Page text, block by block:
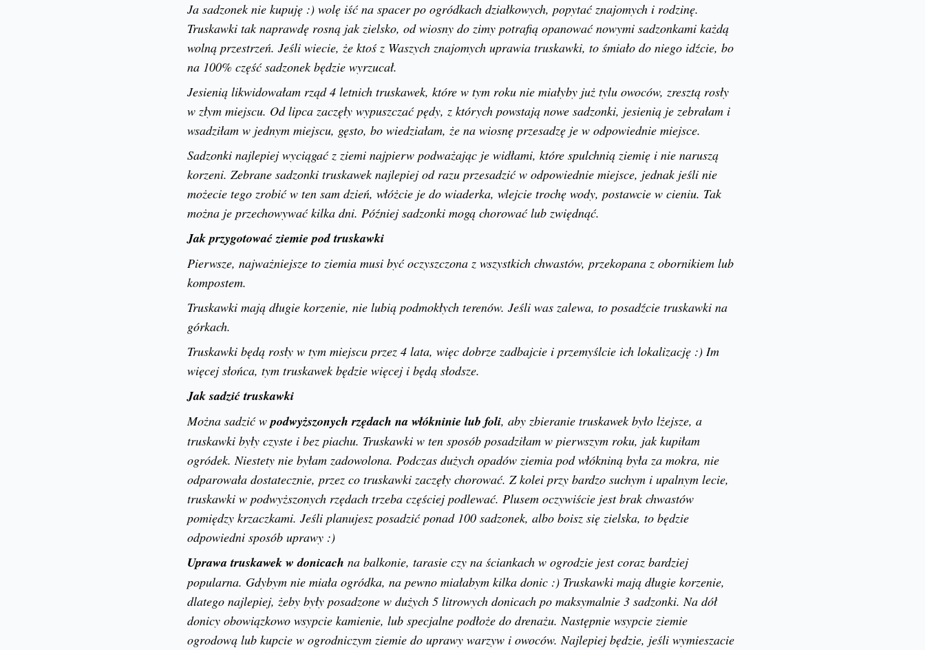
Ja sadzonek nie kupuję :) wolę iść na spacer po ogródkach działkowych, popytać znajomych i rodzinę.
Truskawki tak naprawdę rosną jak zielsko, od wiosny do zimy potrafią opanować nowymi sadzonkami każdą
wolną przestrzeń. Jeśli wiecie, że ktoś z Waszych znajomych uprawia truskawki, to śmiało do niego idźcie, bo
na 100% część sadzonek będzie wyrzucał.
Jesienią likwidowałam rząd 4 letnich truskawek, które w tym roku nie miałyby już tylu owoców, zresztą rosły
w złym miejscu. Od lipca zaczęły wypuszczać pędy, z których powstają nowe sadzonki, jesienią je zebrałam i
wsadziłam w jednym miejscu, gęsto, bo wiedziałam, że na wiosnę przesadzę je w odpowiednie miejsce.
Sadzonki najlepiej wyciągać z ziemi najpierw podważając je widłami, które spulchnią ziemię i nie naruszą
korzeni. Zebrane sadzonki truskawek najlepiej od razu przesadzić w odpowiednie miejsce, jednak jeśli nie
możecie tego zrobić w ten sam dzień, włóżcie je do wiaderka, wlejcie trochę wody, postawcie w cieniu. Tak
można je przechowywać kilka dni. Później sadzonki mogą chorować lub zwiędnąć.
Jak przygotować ziemie pod truskawki
Pierwsze, najważniejsze to ziemia musi być oczyszczona z wszystkich chwastów, przekopana z obornikiem lub
kompostem.
Truskawki mają długie korzenie, nie lubią podmokłych terenów. Jeśli was zalewa, to posadźcie truskawki na
górkach.
Truskawki będą rosły w tym miejscu przez 4 lata, więc dobrze zadbajcie i przemyślcie ich lokalizację :) Im
więcej słońca, tym truskawek będzie więcej i będą słodsze.
Jak sadzić truskawki
Można sadzić wpodwyższonych rzędach na włókninie lub foli, aby zbieranie truskawek było lżejsze, a
truskawki były czyste i bez piachu. Truskawki w ten sposób posadziłam w pierwszym roku, jak kupiłam
ogródek. Niestety nie byłam zadowolona. Podczas dużych opadów ziemia pod włókniną była za mokra, nie
odparowała dostatecznie, przez co truskawki zaczęły chorować. Z kolei przy bardzo suchym i upalnym lecie,
truskawki w podwyższonych rzędach trzeba częściej podlewać. Plusem oczywiście jest brak chwastów
pomiędzy krzaczkami. Jeśli planujesz posadzić ponad 100 sadzonek, albo boisz się zielska, to będzie
odpowiedni sposób uprawy :)
Uprawa truskawek w donicach na balkonie, tarasie czy na ściankach w ogrodzie jest coraz bardziej
popularna. Gdybym nie miała ogródka, na pewno miałabym kilka donic :) Truskawki mają długie korzenie,
dlatego najlepiej, żeby były posadzone w dużych 5 litrowych donicach po maksymalnie 3 sadzonki. Na dół
donicy obowiązkowo wsypcie kamienie, lub specjalne podłoże do drenażu. Następnie wsypcie ziemie
ogrodową lub kupcie w ogrodniczym ziemie do uprawy warzyw i owoców. Najlepiej będzie, jeśli wymieszacie